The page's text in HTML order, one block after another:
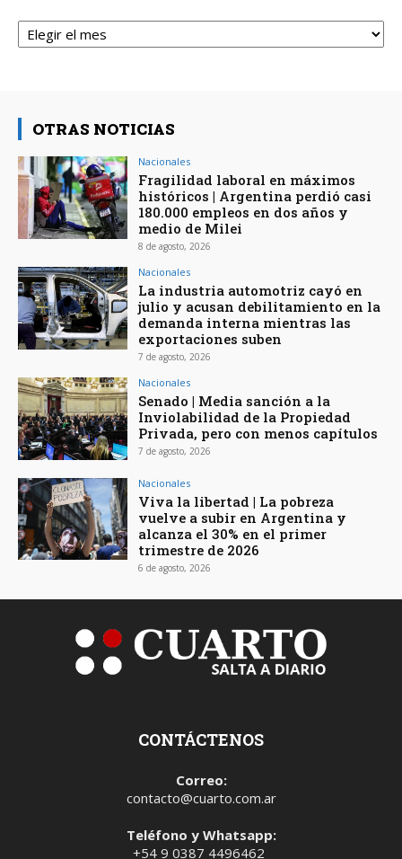
Archivos
OTRAS NOTICIAS
Nacionales
Fragilidad laboral en máximos
históricos | Argentina perdió casi
180.000 empleos en dos años y
medio de Milei
8 de agosto, 2026
Nacionales
La industria automotriz cayó en
julio y acusan debilitamiento en la
demanda interna mientras las
exportaciones suben
7 de agosto, 2026
Nacionales
Senado | Media sanción a la
Inviolabilidad de la Propiedad
Privada, pero con menos capítulos
7 de agosto, 2026
Nacionales
Viva la libertad | La pobreza
vuelve a subir en Argentina y
alcanza el 30% en el primer
trimestre de 2026
6 de agosto, 2026
CONTÁCTENOS
Correo:
contacto@cuarto.com.ar
Teléfono y Whatsapp:
+54 9 0387 4496462